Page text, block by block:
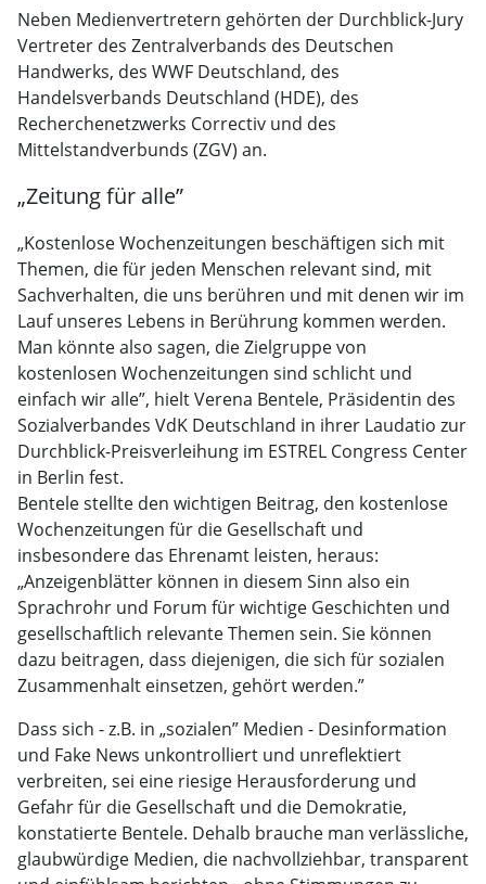
Neben Medienvertretern gehörten der Durchblick-Jury
Vertreter des Zentralverbands des Deutschen
Handwerks, des WWF Deutschland, des
Handelsverbands Deutschland (HDE), des
Recherchenetzwerks Correctiv und des
Mittelstandverbunds (ZGV) an.
„Zeitung für alle”
„Kostenlose Wochenzeitungen beschäftigen sich mit
Themen, die für jeden Menschen relevant sind, mit
Sachverhalten, die uns berühren und mit denen wir im
Lauf unseres Lebens in Berührung kommen werden.
Man könnte also sagen, die Zielgruppe von
kostenlosen Wochenzeitungen sind schlicht und
einfach wir alle”, hielt Verena Bentele, Präsidentin des
Sozialverbandes VdK Deutschland in ihrer Laudatio zur
Durchblick-Preisverleihung im ESTREL Congress Center
in Berlin fest.
Bentele stellte den wichtigen Beitrag, den kostenlose
Wochenzeitungen für die Gesellschaft und
insbesondere das Ehrenamt leisten, heraus:
„Anzeigenblätter können in diesem Sinn also ein
Sprachrohr und Forum für wichtige Geschichten und
gesellschaftlich relevante Themen sein. Sie können
dazu beitragen, dass diejenigen, die sich für sozialen
Zusammenhalt einsetzen, gehört werden.”
Dass sich - z.B. in „sozialen” Medien - Desinformation
und Fake News unkontrolliert und unreflektiert
verbreiten, sei eine riesige Herausforderung und
Gefahr für die Gesellschaft und die Demokratie,
konstatierte Bentele. Dehalb brauche man verlässliche,
glaubwürdige Medien, die nachvollziehbar, transparent